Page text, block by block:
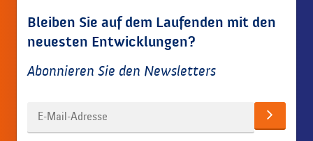
Bleiben Sie auf dem Laufenden mit den
neuesten Entwicklungen?
Abonnieren Sie den Newsletters